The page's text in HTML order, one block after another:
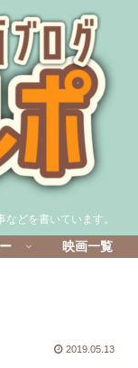
どを書いています。
映画一覧
2019.05.13